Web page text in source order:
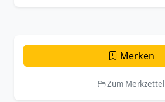
Merken
Zum Merkzettel